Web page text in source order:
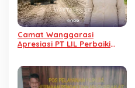
Camat Wanggarasi
Apresiasi PT LIL Perbaiki